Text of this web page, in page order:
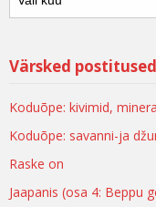
Värsked postitused
Koduõpe: kivimid,
Koduõpe: savanni-ja
Raske on
Jaapanis (osa 4: Beppu